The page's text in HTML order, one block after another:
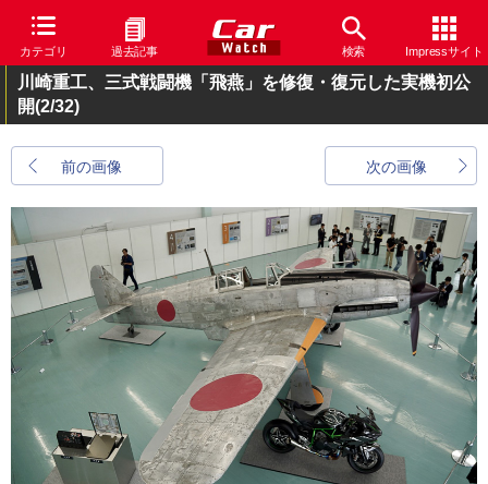
カテゴリ 過去記事 検索 Impressサイト
川崎重工、三式戦闘機「飛燕」を修復・復元した実機初公
開(2/32)
前の画像 次の画像